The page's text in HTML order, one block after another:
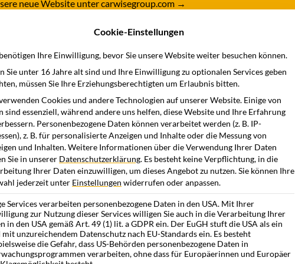
neue Website unter carwisegroup.com →
Branchen Wissensstation
Cookie-Einstellungen
Ihre Einwilligung, bevor Sie unsere Website weiter besuchen können.
Sie unter 16 Jahre alt sind und Ihre Einwilligung zu optionalen Services geben
müssen Sie Ihre Erziehungsberechtigten um Erlaubnis bitten.
Cookies und andere Technologien auf unserer Website. Einige von
sind essenziell, während andere uns helfen, diese Website und Ihre Erfahrung
Personenbezogene Daten können verarbeitet werden (z. B. IP-
z. B. für personalisierte Anzeigen und Inhalte oder die Messung von
und Inhalten.Weitere Informationen über die Verwendung Ihrer Daten
Sie in unserer Datenschutzerklärung. Es besteht keine Verpflichtung, in die
Ihrer Daten einzuwilligen, um dieses Angebot zu nutzen.Sie können Ihre
jederzeit unter Einstellungen widerrufen oder anpassen.
Services verarbeiten personenbezogene Daten in den USA. Mit Ihrer
zur Nutzung dieser Services willigen Sie auch in die Verarbeitung Ihrer
in den USA gemäß Art. 49 (1) lit. a GDPR ein. Der EuGH stuft die USA als ein
mit unzureichendem Datenschutz nach EU-Standards ein. Es besteht
die Gefahr, dass US-Behörden personenbezogene Daten in
verarbeiten, ohne dass für Europäerinnen und Europäer